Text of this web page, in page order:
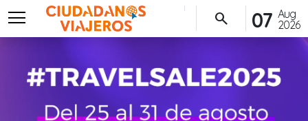
menu
Aug
2026
07
search